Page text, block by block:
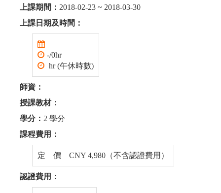
上課期間： 2018-02-23 ~ 2018-03-30
上課日期及時間：
-/0hr
hr (午休時數)
師資：
授課教材：
學分： 2 學分
課程費用：
定 價 CNY 4,980（不含認證費用）
認證費用：